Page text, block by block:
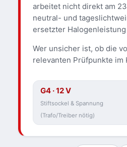
arbeitet nicht direkt am
neutral- und
ersetzter
Wer unsicher ist, ob die
relevanten Prüfpunkte im
G4 · 12 V
Stiftsockel & Spannung
(Trafo/Treiber nötig)